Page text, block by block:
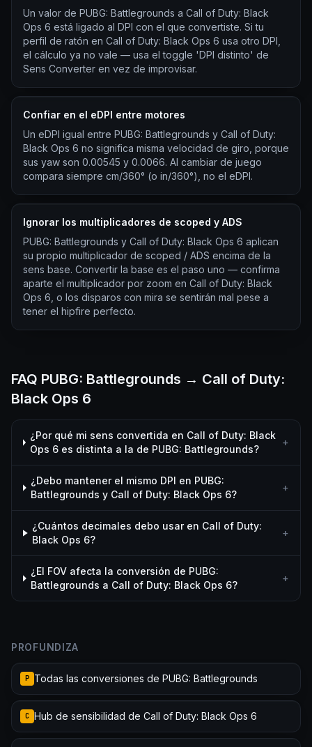
Un valor de PUBG: Battlegrounds a Call of Duty: Black
Ops 6 está ligado al DPI con el que convertiste. Si tu
perfil de ratón en Call of Duty: Black Ops 6 usa otro DPI,
el cálculo ya no vale — usa el toggle 'DPI distinto' de
Sens Converter en vez de improvisar.
Confiar en el eDPI entre motores
Un eDPI igual entre PUBG: Battlegrounds y Call of Duty:
Black Ops 6 no significa misma velocidad de giro, porque
sus yaw son 0.00545 y 0.0066. Al cambiar de juego
compara siempre cm/360° (o in/360°), no el eDPI.
Ignorar los multiplicadores de scoped y ADS
PUBG: Battlegrounds y Call of Duty: Black Ops 6 aplican
su propio multiplicador de scoped / ADS encima de la
sens base. Convertir la base es el paso uno — confirma
aparte el multiplicador por zoom en Call of Duty: Black
Ops 6, o los disparos con mira se sentirán mal pese a
tener el hipfire perfecto.
FAQ PUBG: Battlegrounds → Call of Duty:
Black Ops 6
¿Por qué mi sens convertida en Call of Duty: Black
Ops 6 es distinta a la de PUBG: Battlegrounds?
+
¿Debo mantener el mismo DPI en PUBG:
Battlegrounds y Call of Duty: Black Ops 6?
+
¿Cuántos decimales debo usar en Call of Duty:
Black Ops 6?
+
¿El FOV afecta la conversión de PUBG:
Battlegrounds a Call of Duty: Black Ops 6?
+
PROFUNDIZA
P Todas las conversiones de PUBG: Battlegrounds
C Hub de sensibilidad de Call of Duty: Black Ops 6